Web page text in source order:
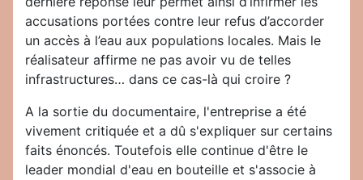
accusations portées contre leur refus d’accorder
un accès à l’eau aux populations locales. Mais le
réalisateur affirme ne pas avoir vu de telles
infrastructures… dans ce cas-là qui croire ?
A la sortie du documentaire, l'entreprise a été
vivement critiquée et a dû s'expliquer sur certains
faits énoncés. Toutefois elle continue d'être le
leader mondial d'eau en bouteille et s'associe à